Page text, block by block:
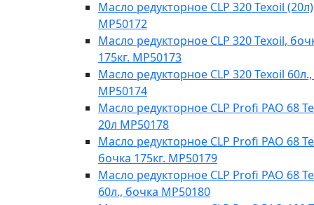
Масло редукторное CLP 320 Texoil (20л)
MP50172
Масло редукторное CLP 320 Texoil,
175кг. MP50173
Масло редукторное CLP 320 Texoil
MP50174
Масло редукторное CLP Profi PAO 68
20л МР50178
Масло редукторное CLP Profi PAO 68
бочка 175кг. МР50179
Масло редукторное CLP Profi PAO 68
60л., бочка МР50180